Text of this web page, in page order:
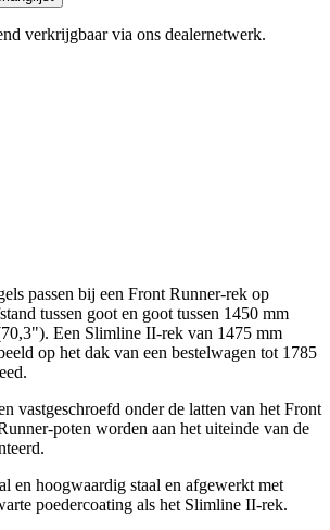
verkrijgbaar via ons dealernetwerk.
passen bij een Front Runner-rek op
tussen goot en goot tussen 1450 mm
Een Slimline II-rek van 1475 mm
op het dak van een bestelwagen tot 1785
vastgeschroefd onder de latten van het Front
poten worden aan het uiteinde van de
en hoogwaardig staal en afgewerkt met
poedercoating als het Slimline II-rek.